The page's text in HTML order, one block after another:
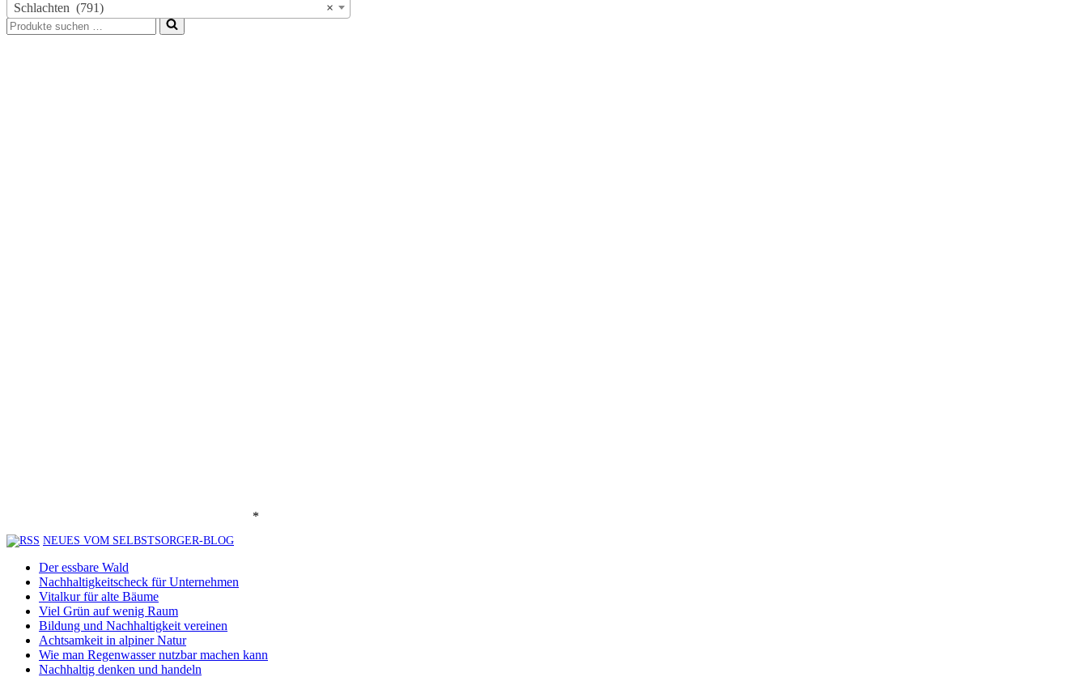
×
Schlachten (791)
Suchen
nach …
*
NEUES VOM SELBSTSORGER-BLOG
Der essbare Wald
Nachhaltigkeitscheck für Unternehmen
Vitalkur für alte Bäume
Viel Grün auf wenig Raum
Bildung und Nachhaltigkeit vereinen
Achtsamkeit in alpiner Natur
Wie man Regenwasser nutzbar machen kann
Nachhaltig denken und handeln